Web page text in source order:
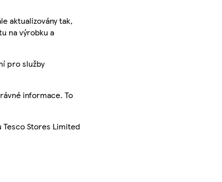
aktualizovány tak,
na výrobku a
pro služby
informace. To
Stores Limited